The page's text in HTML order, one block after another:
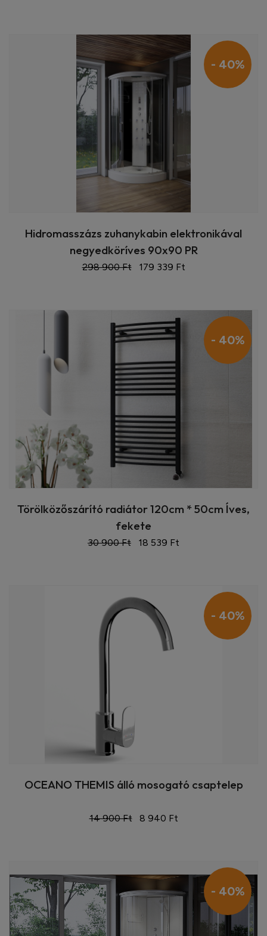
- 40%
Hidromasszázs zuhanykabin elektronikával
negyedköríves 90x90 PR
298 900 Ft 179 339 Ft
- 40%
Törölközőszárító radiátor 120cm * 50cm Íves,
fekete
30 900 Ft 18 539 Ft
- 40%
OCEANO THEMIS álló mosogató csaptelep
14 900 Ft 8 940 Ft
- 40%